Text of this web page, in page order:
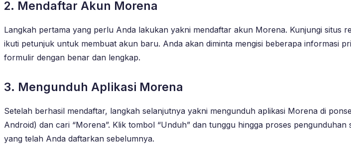
2. Mendaftar Akun Morena
Langkah pertama yang perlu Anda lakukan yakni mendaftar akun Morena. Kunjungi situs
ikuti petunjuk untuk membuat akun baru. Anda akan diminta mengisi beberapa informasi
formulir dengan benar dan lengkap.
3. Mengunduh Aplikasi Morena
Setelah berhasil mendaftar, langkah selanjutnya yakni mengunduh aplikasi Morena di
Android) dan cari “Morena”. Klik tombol “Unduh” dan tunggu hingga proses
yang telah Anda daftarkan sebelumnya.